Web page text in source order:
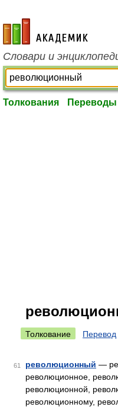
academic.ru
Словари и
Толкования Переводы
Толкование Перевод
61 революционный —
революционное,
революционной,
революционному,